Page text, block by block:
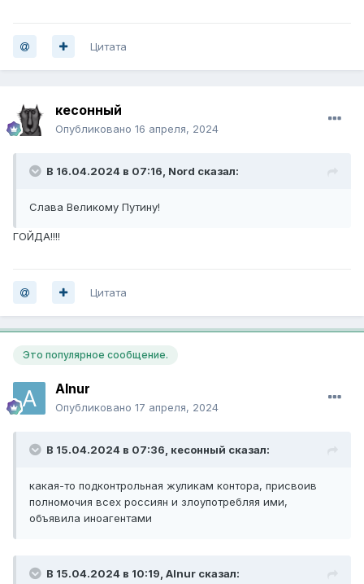
Цитата
кесонный
Опубликовано 16 апреля, 2024
В 16.04.2024 в 07:16, Nord сказал:
Слава Великому Путину!
ГОЙДА!!!!
Цитата
Это популярное сообщение.
Alnur
Опубликовано 17 апреля, 2024
В 15.04.2024 в 07:36, кесонный сказал:
какая-то подконтрольная жуликам контора, присвоив
полномочия всех россиян и злоупотребляя ими,
объявила иноагентами
В 15.04.2024 в 10:19, Alnur сказал: